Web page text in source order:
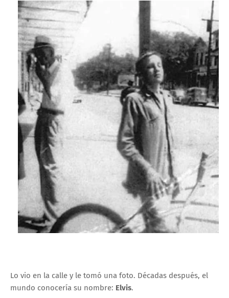
Lo vio en la calle y le tomó una foto. Décadas después, el
mundo conocería su nombre: Elvis.